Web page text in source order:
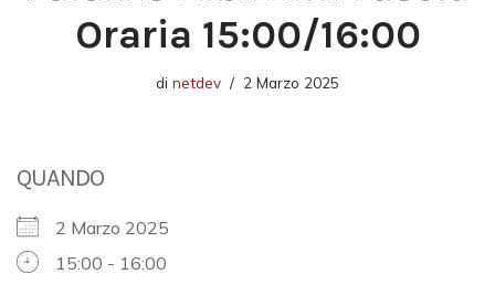
Oraria 15:00/16:00
di netdev 2 Marzo 2025
QUANDO
2 Marzo 2025
15:00 - 16:00